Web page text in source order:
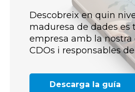
Descobreix en quin
maduresa de dades es
empresa amb la nostra
CDOs i responsables
Descarga la guía